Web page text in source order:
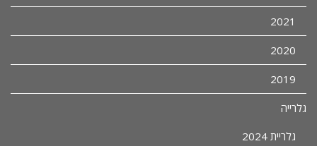
2021
2020
2019
גלרייה
גלריית 2024